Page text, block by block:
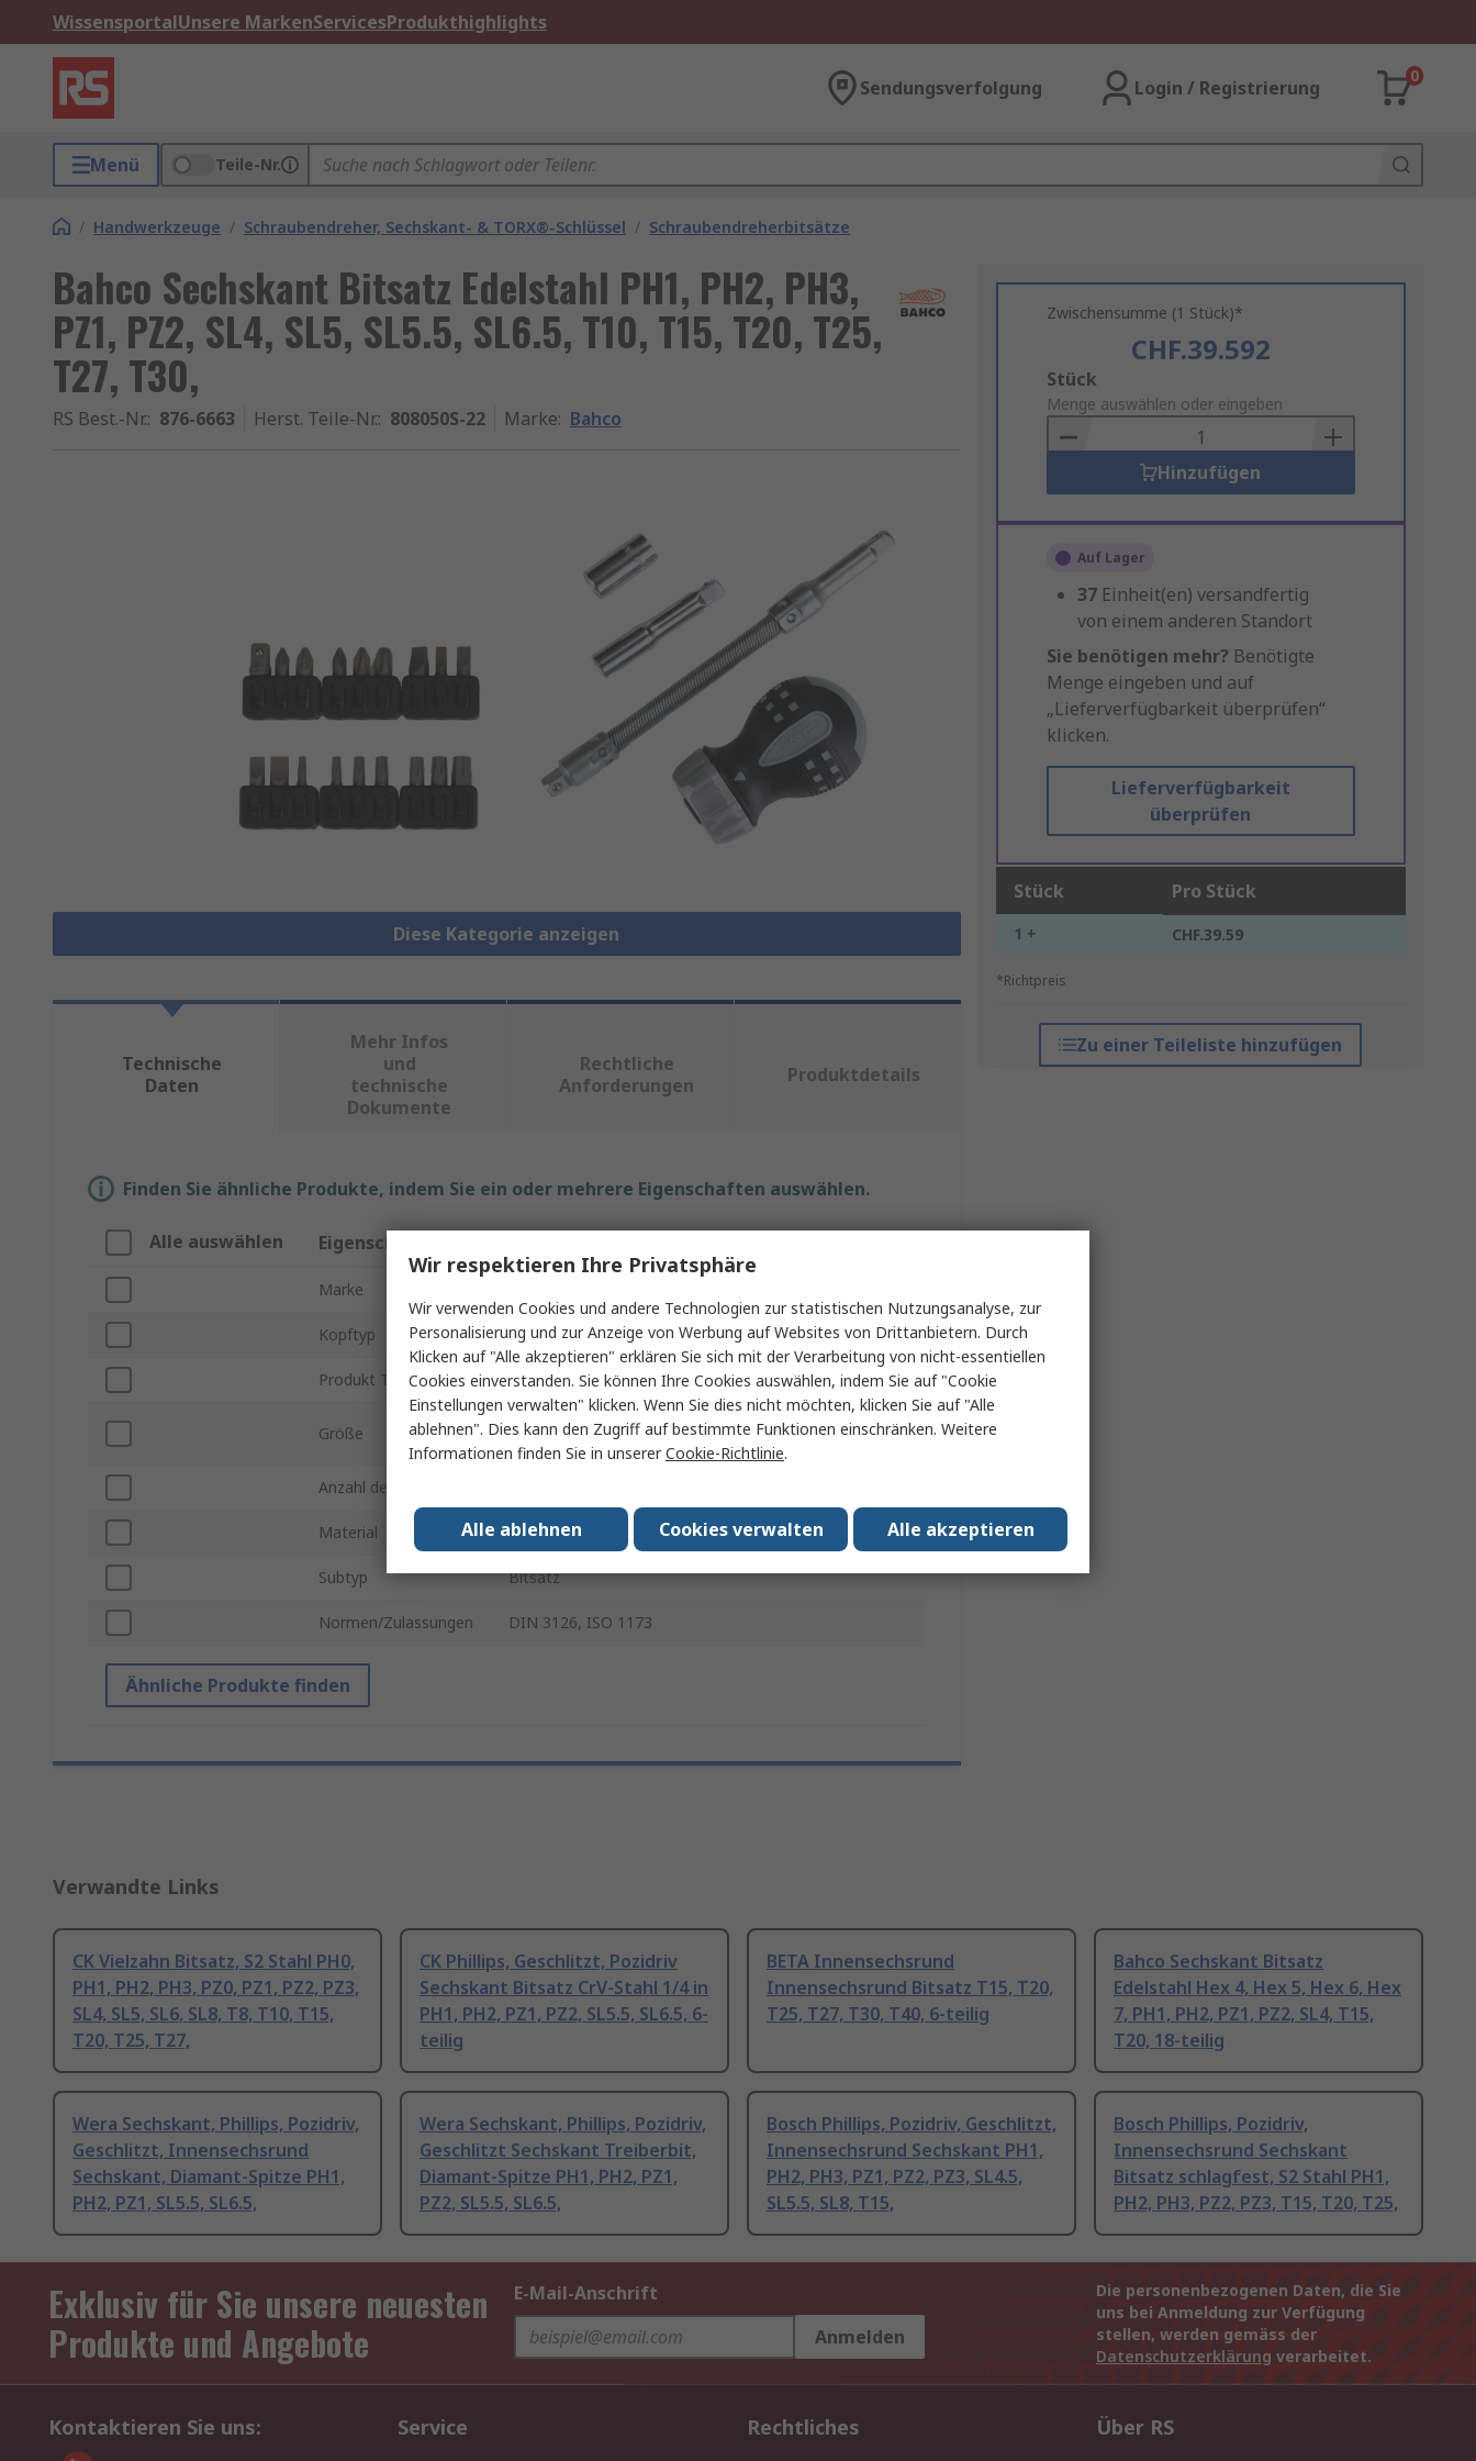
WissensportalUnsere MarkenServicesProdukthighlights
Sendungsverfolgung Login / Registrierung
0
Menü Teile-Nr.
/ Handwerkzeuge / Schraubendreher, Sechskant- & TORX®-Schlüssel / Schraubendreherbitsätze
Bahco Sechskant Bitsatz Edelstahl PH1, PH2, PH3,
PZ1, PZ2, SL4, SL5, SL5.5, SL6.5, T10, T15, T20, T25,
T27, T30,
RS Best.-Nr.: 876-6663 Herst. Teile-Nr.: 808050S-22 Marke: Bahco
Diese Kategorie anzeigen
Zwischensumme (1 Stück)*
CHF.39.592
Add
to
Basket
Stück
Menge auswählen oder eingeben
Hinzufügen
Auf Lager
37 Einheit(en) versandfertig
von einem anderen Standort
Sie benötigen mehr? Benötigte
Menge eingeben und auf
„Lieferverfügbarkeit überprüfen“
klicken.
Lieferverfügbarkeit
überprüfen
Stück Pro Stück
1 + CHF.39.59
*Richtpreis
Zu einer Teileliste hinzufügen
Technische
Daten
Mehr Infos
und
technische
Dokumente
Rechtliche
Anforderungen
Produktdetails
Finden Sie ähnliche Produkte, indem Sie ein oder mehrere Eigenschaften auswählen.
Alle auswählen Eigenschaft
Marke
Kopftyp Sechskant
Produkt Typ Schraubbit-Satz
Größe
PH1, PH2, PH3, PZ1, PZ2, SL4, SL5, SL5.5, SL6.5, T10,
T15, T20, T25, T27, T30
Anzahl der Teile
Material Edelstahl
Subtyp Bitsatz
Normen/Zulassungen DIN 3126, ISO 1173
Ähnliche Produkte finden
Verwandte Links
CK Vielzahn Bitsatz, S2 Stahl PH0,
PH1, PH2, PH3, PZ0, PZ1, PZ2, PZ3,
SL4, SL5, SL6, SL8, T8, T10, T15,
T20, T25, T27,
CK Phillips, Geschlitzt, Pozidriv
Sechskant Bitsatz CrV-Stahl 1/4 in
PH1, PH2, PZ1, PZ2, SL5.5, SL6.5, 6-
teilig
BETA Innensechsrund
Innensechsrund Bitsatz T15, T20,
T25, T27, T30, T40, 6-teilig
Bahco Sechskant Bitsatz
Edelstahl Hex 4, Hex 5, Hex 6, Hex
7, PH1, PH2, PZ1, PZ2, SL4, T15,
T20, 18-teilig
Wera Sechskant, Phillips, Pozidriv,
Geschlitzt, Innensechsrund
Sechskant, Diamant-Spitze PH1,
PH2, PZ1, SL5.5, SL6.5,
Wera Sechskant, Phillips, Pozidriv,
Geschlitzt Sechskant Treiberbit,
Diamant-Spitze PH1, PH2, PZ1,
PZ2, SL5.5, SL6.5,
Bosch Phillips, Pozidriv, Geschlitzt,
Innensechsrund Sechskant PH1,
PH2, PH3, PZ1, PZ2, PZ3, SL4.5,
SL5.5, SL8, T15,
Bosch Phillips, Pozidriv,
Innensechsrund Sechskant
Bitsatz schlagfest, S2 Stahl PH1,
PH2, PH3, PZ2, PZ3, T15, T20, T25,
Exklusiv für Sie unsere neuesten
Produkte und Angebote
E-Mail-Anschrift
Anmelden
Die personenbezogenen Daten, die Sie
uns bei Anmeldung zur Verfügung
stellen, werden gemäss der
Datenschutzerklärung verarbeitet.
Kontaktieren Sie uns: Service Rechtliches Über RS
Wir respektieren Ihre Privatsphäre
Wir verwenden Cookies und andere Technologien zur statistischen Nutzungsanalyse, zur
Personalisierung und zur Anzeige von Werbung auf Websites von Drittanbietern. Durch
Klicken auf "Alle akzeptieren" erklären Sie sich mit der Verarbeitung von nicht-essentiellen
Cookies einverstanden. Sie können Ihre Cookies auswählen, indem Sie auf "Cookie
Einstellungen verwalten" klicken. Wenn Sie dies nicht möchten, klicken Sie auf "Alle
ablehnen". Dies kann den Zugriff auf bestimmte Funktionen einschränken. Weitere
Informationen finden Sie in unsererCookie-Richtlinie.
Alle akzeptieren
Cookies verwalten
Alle ablehnen